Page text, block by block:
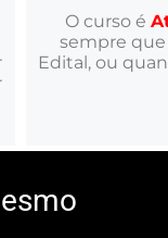
O curso é
sempre
Edital, ou